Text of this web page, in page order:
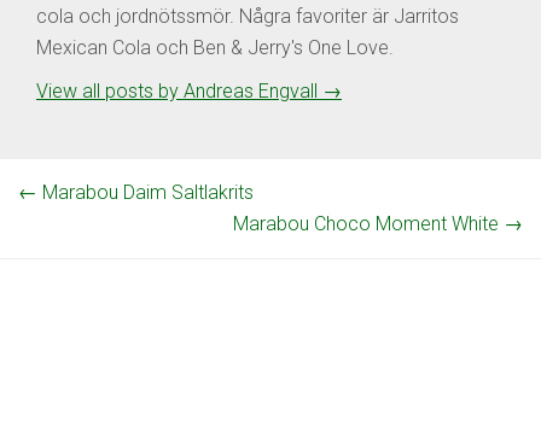
cola och jordnötssmör. Några favoriter är Jarritos
Mexican Cola och Ben & Jerry's One Love.
View all posts by Andreas Engvall
→
← Marabou Daim Saltlakrits
Marabou Choco Moment White →